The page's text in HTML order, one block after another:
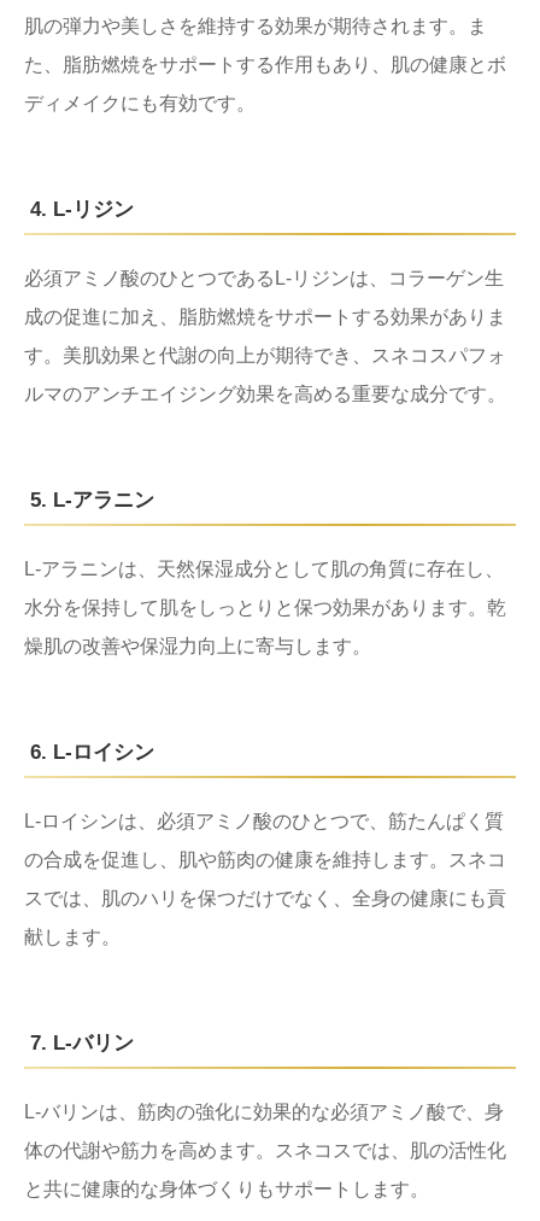
肌の弾力や美しさを維持する効果が期待されます。ま
た、脂肪燃焼をサポートする作用もあり、肌の健康とボ
ディメイクにも有効です。
4. L-リジン
必須アミノ酸のひとつであるL-リジンは、コラーゲン生
成の促進に加え、脂肪燃焼をサポートする効果がありま
す。美肌効果と代謝の向上が期待でき、スネコスパフォ
ルマのアンチエイジング効果を高める重要な成分です。
5. L-アラニン
L-アラニンは、天然保湿成分として肌の角質に存在し、
水分を保持して肌をしっとりと保つ効果があります。乾
燥肌の改善や保湿力向上に寄与します。
6. L-ロイシン
L-ロイシンは、必須アミノ酸のひとつで、筋たんぱく質
の合成を促進し、肌や筋肉の健康を維持します。スネコ
スでは、肌のハリを保つだけでなく、全身の健康にも貢
献します。
7. L-バリン
L-バリンは、筋肉の強化に効果的な必須アミノ酸で、身
体の代謝や筋力を高めます。スネコスでは、肌の活性化
と共に健康的な身体づくりもサポートします。